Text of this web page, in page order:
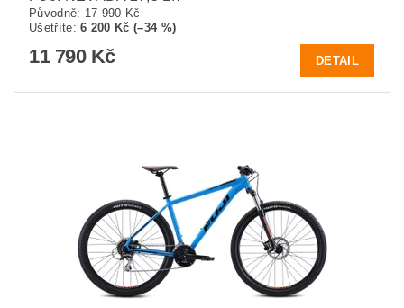
Původně: 17 990 Kč
Ušetříte:6 200 Kč (–34 %)
11 790 Kč DETAIL